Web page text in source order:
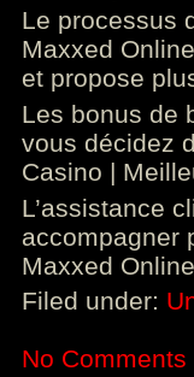
Le processus
Maxxed
et propose
Les bonus de
vous décidez
Casino |
L’assistance
accompagner
Maxxed
Filed under:
No Comments